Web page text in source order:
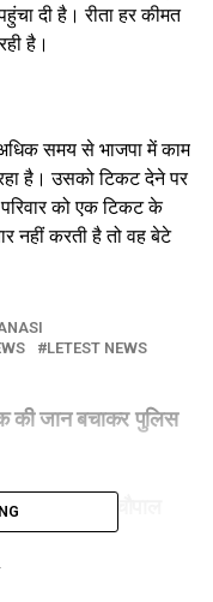
दी है। रीता हर कीमत
है।
समय से भाजपा में काम
है। उसको टिकट देने पर
परिवार को एक टिकट के
नहीं करती है तो वह बेटे
LETEST NEWS
की जान बचाकर पुलिस
प्रतिज्ञा चौपाल